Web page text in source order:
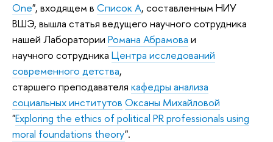
One", входящем в Список А, составленным НИУ
ВШЭ, вышла статья ведущего научного сотрудника
нашей Лаборатории Романа Абрамова и
научного сотрудника Центра исследований
современного детства,
старшего преподавателя кафедры анализа
социальных институтов Оксаны Михайловой
"Exploring the ethics of political PR professionals using
moral foundations theory".